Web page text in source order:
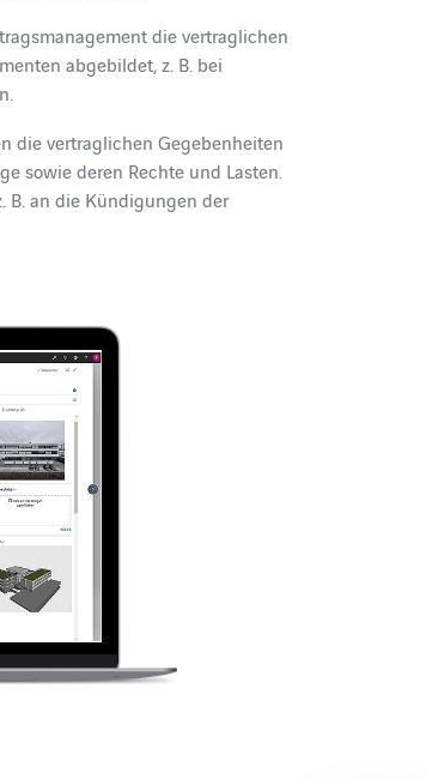
die vertraglichen
abgebildet, z. B. bei
die vertraglichen Gegebenheiten
sowie deren Rechte und Lasten.
B. an die Kündigungen der